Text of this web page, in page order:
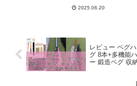
2025.06.20
レビュー ペグ
グ 8本+多機能
ー 鍛造ペグ 収